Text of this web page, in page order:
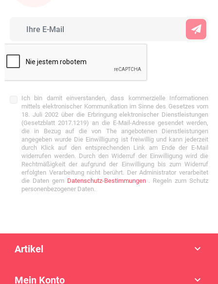
Ich bin damit einverstanden, dass kommerzielle Informationen
mittels elektronischer Kommunikation im Sinne des Gesetzes vom
18. Juli 2002 über die Erbringung elektronischer Dienstleistungen
(Gesetzblatt 2017.1219) an die E-Mail-Adresse gesendet werden,
die in Bezug auf die von The angebotenen Dienstleistungen
angegeben wurde Die Einwilligung ist freiwillig und kann jederzeit
durch Klick auf den entsprechenden Link am Ende der E-Mail
widerrufen werden. Durch den Widerruf der Einwilligung wird die
Rechtmäßigkeit der aufgrund der Einwilligung bis zum Widerruf
erfolgten Verarbeitung nicht berührt. Der Administrator verarbeitet
die Daten gemDatenschutz-Bestimmungen. Regeln zum Schutz
personenbezogener Daten.
Artikel 
Mein Konto 